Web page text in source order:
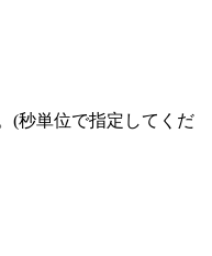
(秒単位で指定してくだ